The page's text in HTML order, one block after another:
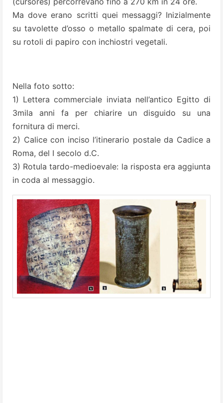
Ma dove erano scritti quei messaggi? Inizialmente
su tavolette d’osso o metallo spalmate di cera, poi
su rotoli di papiro con inchiostri vegetali.
Nella foto sotto:
1) Lettera commerciale inviata nell’antico Egitto di
3mila anni fa per chiarire un disguido su una
fornitura di merci.
2) Calice con inciso l’itinerario postale da Cadice a
Roma, del I secolo d.C.
3) Rotula tardo-medioevale: la risposta era aggiunta
in coda al messaggio.